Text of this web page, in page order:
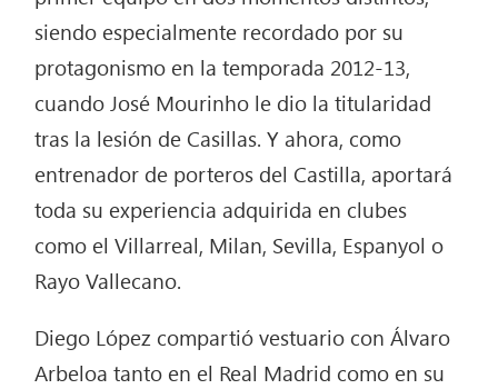
siendo especialmente recordado por su
protagonismo en la temporada 2012-13,
cuando José Mourinho le dio la titularidad
tras la lesión de Casillas. Y ahora, como
entrenador de porteros del Castilla, aportará
toda su experiencia adquirida en clubes
como el Villarreal, Milan, Sevilla, Espanyol o
Rayo Vallecano.
Diego López compartió vestuario con Álvaro
Arbeloa tanto en el Real Madrid como en su